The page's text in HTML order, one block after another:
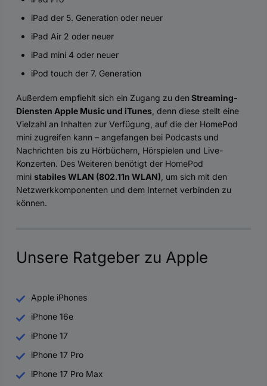
iPad der 5. Generation oder neuer
iPad Air 2 oder neuer
iPad mini 4 oder neuer
iPod touch der 7. Generation
Außerdem empfiehlt sich ein Zugang zu den Streaming-
Diensten Apple Music und iTunes , denn diese stellt eine
Vielzahl an Inhalten zur Verfügung, auf die der HomePod
mini zugreifen kann – angefangen bei Podcasts und
Nachrichten bis zu Hörbüchern, Hörspielen und Live-
Konzerten. Des Weiteren benötigt der HomePod
mini stabiles WLAN (802.11n WLAN) , um sich mit den
Netzwerkkomponenten und dem Internet verbinden zu
können.
Unsere Ratgeber zu Apple
Apple iPhones
iPhone 16e
iPhone 17
iPhone 17 Pro
iPhone 17 Pro Max